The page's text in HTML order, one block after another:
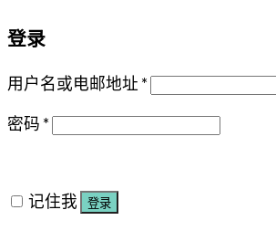
登录
用户名或电邮地址 *
密码 *
记住我 登录